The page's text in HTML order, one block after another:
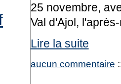
25 novembre,
Val d'Ajol,
Lire la suite
aucun commentaire